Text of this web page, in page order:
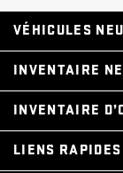
VÉHICULES
INVENTAIRE
INVENTAIRE
LIENS RAPIDES